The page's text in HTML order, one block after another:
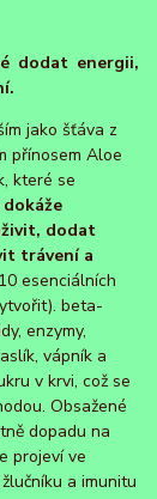
dodat energii,
jako šťáva z
přínosem Aloe
které se
dokáže
dodat
trávení a
esenciálních
beta-
enzymy,
vápník a
v krvi, což se
Obsažené
dopadu na
projeví ve
a imunitu